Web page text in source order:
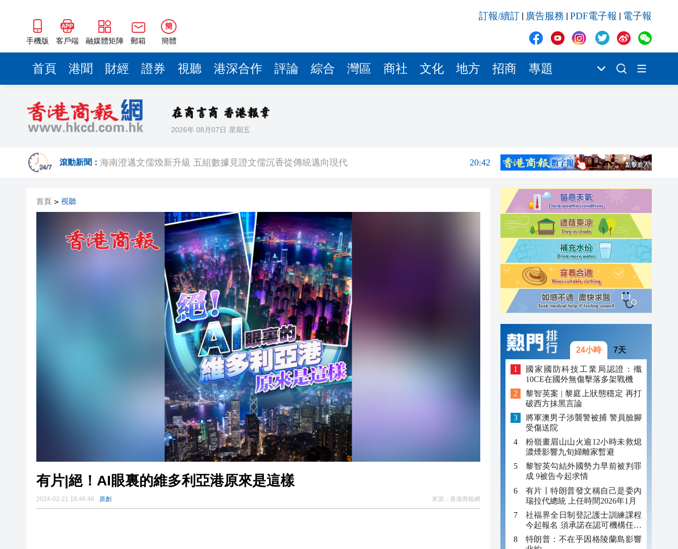
手機版 客戶端 融媒體矩陣 郵箱
簡
簡體
訂報/續訂 廣告服務 PDF電子報 電子報
首頁 港聞 財經 證券 視聽 港深合作 評論 綜合 灣區 商社 文化 地方 招商 專題
2026年 08月07日 星期五
滾動新聞：
2025年海南儋州以舊換新帶動消費約18億元
20:41
山東26戶省屬國企去年合計營收2.58萬億 利潤總額近936億
瀋陽鐵西校園閱讀活動解鎖閱讀新玩法
20:39
閩粵贛三地漢樂藝術家齊聚深圳，共奏客家文化傳承新篇章
20:34
黎智英案｜吳良好：依法公正處理黎智英求情 罪證如山豈能妄想輕判
50餘位頂尖專家共話時代命題
梁振英率港區全國政協委員考察團來瓊考察
20:42
瀋陽鐵西校園閱讀活動解鎖閱讀新玩法
閩粵贛三地漢樂藝術家齊聚深圳，共奏客家文化傳承新篇章
黎智英案｜吳良好：依法公正處理黎智英求情 罪證如山豈能妄想輕判
50餘位頂尖專家共話時代命題
海南澄邁文儒煥新升級 五組數據見證文儒沉香從傳統邁向現代
梁振英率港區全國政協委員考察團來瓊考察
2025年海南儋州以舊換新帶動消費約18億元
山東26戶省屬國企去年合計營收2.58萬億 利潤總額近936億
瀋陽鐵西校園閱讀活動解鎖閱讀新玩法
閩粵贛三地漢樂藝術家齊聚深圳，共奏客家文化傳承新篇章
首頁 > 視聽
有片|絕！AI眼裏的維多利亞港原來是這樣
2024-02-21 18:46:46 原創 來源： 香港商報網
24小時 7天
國家國防科技工業局認證：殲
10CE在國外無傷擊落多架戰機
黎智英案 | 黎庭上狀態穩定 再打
破西方抹黑言論
將軍澳男子涉襲警被捕 警員臉腳
受傷送院
粉嶺畫眉山山火逾12小時未救熄
濃煙影響九旬婦離家暫避
黎智英勾結外國勢力早前被判罪
成 9被告今起求情
有片丨特朗普發文稱自己是委內
瑞拉代總統 上任時間2026年1月
社福界全日制登記護士訓練課程
今起報名 須承諾在認可機構任職
至少三年
特朗普：不在乎因格陵蘭島影響